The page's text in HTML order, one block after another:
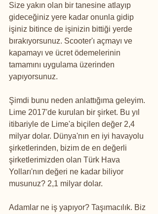
Size yakın olan bir tanesine atlayıp
gideceğiniz yere kadar onunla gidip
işiniz bitince de işinizin bittiği yerde
bırakıyorsunuz. Scooter'ı açmayı ve
kapamayı ve ücret ödemelerinin
tamamını uygulama üzerinden
yapıyorsunuz.
Şimdi bunu neden anlattığıma geleyim.
Lime 2017'de kurulan bir şirket. Bu yıl
itibariyle de Lime'a biçilen değer 2,4
milyar dolar. Dünya'nın en iyi havayolu
şirketlerinden, bizim de en değerli
şirketlerimizden olan Türk Hava
Yolları'nın değeri ne kadar biliyor
musunuz? 2,1 milyar dolar.
Adamlar ne iş yapıyor? Taşımacılık. Biz